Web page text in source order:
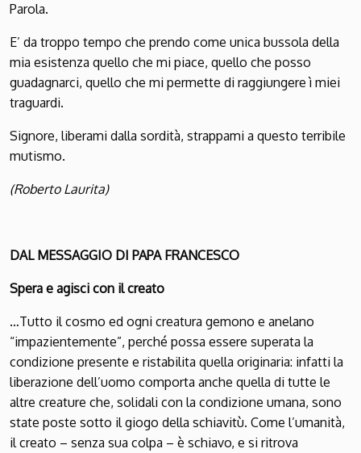
Parola.
E’ da troppo tempo che prendo come unica bussola della
mia esistenza quello che mi piace, quello che posso
guadagnarci, quello che mi permette di raggiungere ì miei
traguardi.
Signore, liberami dalla sordità, strappami a questo terribile
mutismo.
(Roberto Laurita)
DAL MESSAGGIO DI PAPA FRANCESCO
Spera e agisci con il creato
…Tutto il cosmo ed ogni creatura gemono e anelano
“impazientemente”, perché possa essere superata la
condizione presente e ristabilita quella originaria: infatti la
liberazione dell’uomo comporta anche quella di tutte le
altre creature che, solidali con la condizione umana, sono
state poste sotto il giogo della schiavitù. Come l’umanità,
il creato – senza sua colpa – è schiavo, e si ritrova